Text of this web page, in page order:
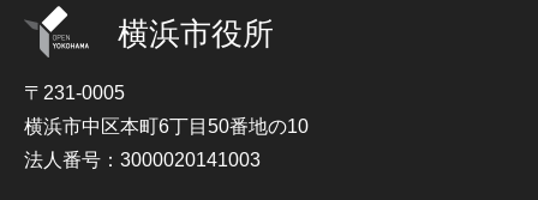
横浜市役所
〒231-0005
横浜市中区本町6丁目50番地の10
法人番号：3000020141003